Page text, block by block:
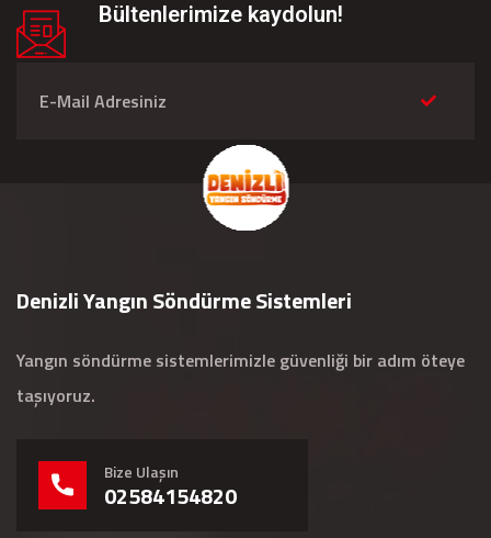
Bültenlerimize kaydolun!
Denizli Yangın Söndürme Sistemleri
Yangın söndürme sistemlerimizle güvenliği bir adım öteye
taşıyoruz.
Bize Ulaşın
02584154820